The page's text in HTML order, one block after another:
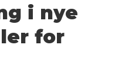
i nye
for